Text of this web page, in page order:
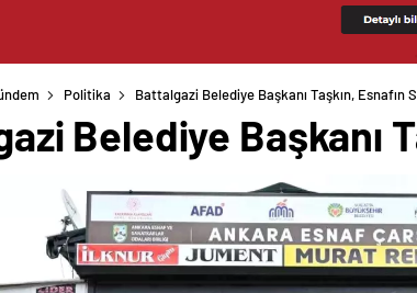
Politika Battalgazi Belediye Başkanı Taşkın, Esnafın
Belediye Başkanı